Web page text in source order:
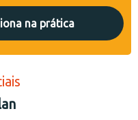
na prática